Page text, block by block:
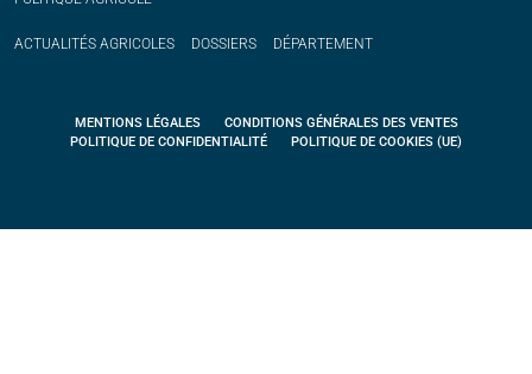
ACTUALITÉS AGRICOLES DOSSIERS DÉPARTEMENT
MENTIONS LÉGALES
CONDITIONS GÉNÉRALES DES VENTES
POLITIQUE DE CONFIDENTIALITÉ
POLITIQUE DE COOKIES (UE)